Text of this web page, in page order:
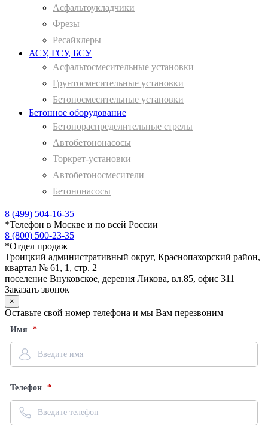
Асфальтоукладчики
Фрезы
Ресайклеры
АСУ, ГСУ, БСУ
Асфальтосмесительные установки
Грунтосмесительные установки
Бетоносмесительные установки
Бетонное оборудование
Бетонораспределительные стрелы
Автобетононасосы
Торкрет-установки
Автобетоносмесители
Бетононасосы
8 (499) 504-16-35
*Телефон в Москве и по всей России
8 (800) 500-23-35
*Отдел продаж
Троицкий административный округ, Краснопахорский район,
квартал № 61, 1, стр. 2
поселение Внуковское, деревня Ликова, вл.85, офис 311
Заказать звонок
×
Оставьте свой номер телефона и мы Вам перезвоним
Имя
Телефон